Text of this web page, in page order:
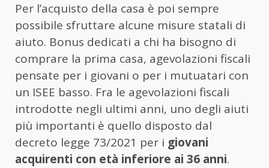
Per l’acquisto della casa è poi sempre
possibile sfruttare alcune misure statali di
aiuto. Bonus dedicati a chi ha bisogno di
comprare la prima casa, agevolazioni fiscali
pensate per i giovani o per i mutuatari con
un ISEE basso. Fra le agevolazioni fiscali
introdotte negli ultimi anni, uno degli aiuti
più importanti è quello disposto dal
decreto legge 73/2021 per i giovani
acquirenti con età inferiore ai 36 anni.